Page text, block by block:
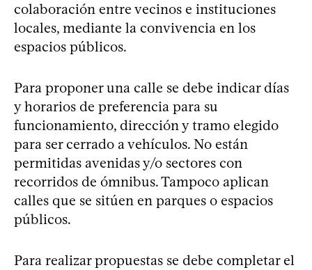
colaboración entre vecinos e instituciones
locales, mediante la convivencia en los
espacios públicos.
Para proponer una calle se debe indicar días
y horarios de preferencia para su
funcionamiento, dirección y tramo elegido
para ser cerrado a vehículos. No están
permitidas avenidas y/o sectores con
recorridos de ómnibus. Tampoco aplican
calles que se sitúen en parques o espacios
públicos.
Para realizar propuestas se debe completar el